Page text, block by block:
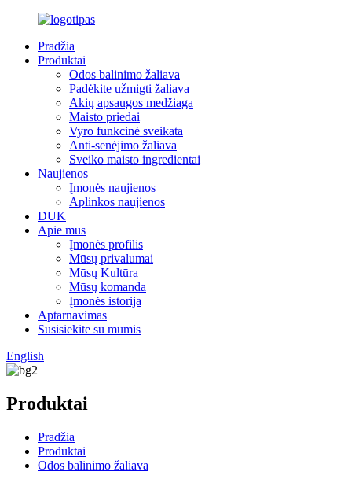
Pradžia
Produktai
Odos balinimo žaliava
Padėkite užmigti žaliava
Akių apsaugos medžiaga
Maisto priedai
Vyro funkcinė sveikata
Anti-senėjimo žaliava
Sveiko maisto ingredientai
Naujienos
Įmonės naujienos
Aplinkos naujienos
DUK
Apie mus
Įmonės profilis
Mūsų privalumai
Mūsų Kultūra
Mūsų komanda
Įmonės istorija
Aptarnavimas
Susisiekite su mumis
English
Produktai
Pradžia
Produktai
Odos balinimo žaliava